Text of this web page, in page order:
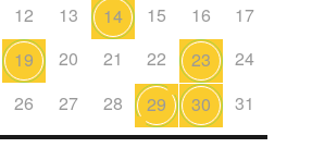
12 13 14 15 16
17
19 20 21 22 23
24
26 27 28 29 30 31